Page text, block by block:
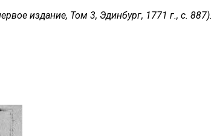
издание, Том 3, Эдинбург, 1771 г., с. 887).